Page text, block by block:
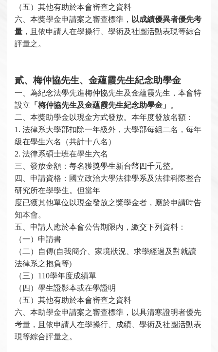
（五）其他有助於本會審查之資料
六、本獎學金申請案之審查標準， 以成績優異者優先考
量 ，且依申請人在學操行、學術及社團活動表現等綜合
評量之。
貳、梅仲協先生、金蘊霞先生紀念助學金
一、 為紀念法學先進梅仲協先生及金蘊霞先生，本會特
設立 「梅仲協先生及金蘊霞先生紀念助學金」
。
二、本獎助學金以現金方式發放。本年度發放名額：
1. 法律系大學部扣除一年級外，大學部每組二名，每年
級在學生六名（共計十八名）
2. 法律系碩士班在學生六名
三、發放金額：每名獲獎學生新台幣四千元整。
四、申請資格：國立政治大學法律學系及法律科際整合
研究所在學學生。但當年
度已獲其他單位以現金發放之獎學金者，應於申請時告
知本會。
五、申請人應於本會公告期限內，繳交下列資料：
（一）申請書
（二）自傳(自我簡介、家境狀況、求學經過及對就讀
法律系之抱負等)
（三）110學年度成績單
（四）學生證影本或在學證明
（五）其他有助於本會審查之資料
六、本助學金申請案之審查標準，以具清寒證明者優先
考量，且依申請人在學操行、成績、學術及社團活動表
現等綜合評量之。